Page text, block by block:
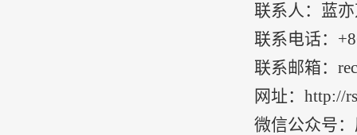
联系人：蓝亦
联系电话：
联系邮箱：
网址： http://
微信公众号